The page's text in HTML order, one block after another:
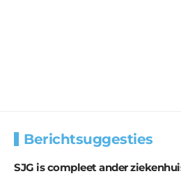
Berichtsuggesties
SJG is compleet ander